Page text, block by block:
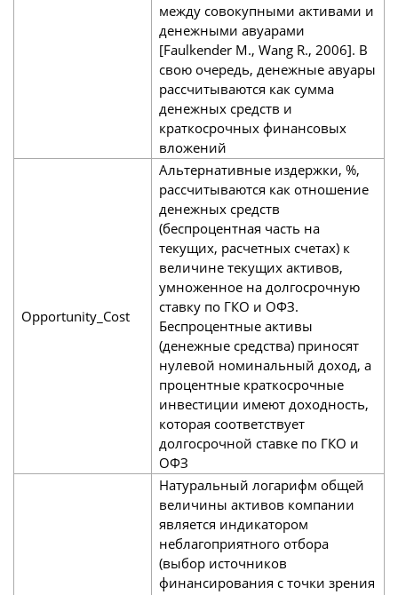
между совокупными активами и
денежными авуарами
[Faulkender M., Wang R., 2006]. В
свою очередь, денежные авуары
рассчитываются как сумма
денежных средств и
краткосрочных финансовых
вложений
Opportunity_Cost
Альтернативные издержки, %,
рассчитываются как отношение
денежных средств
(беспроцентная часть на
текущих, расчетных счетах) к
величине текущих активов,
умноженное на долгосрочную
ставку по ГКО и ОФЗ.
Беспроцентные активы
(денежные средства) приносят
нулевой номинальный доход, а
процентные краткосрочные
инвестиции имеют доходность,
которая соответствует
долгосрочной ставке по ГКО и
ОФЗ
Натуральный логарифм общей
величины активов компании
является индикатором
неблагоприятного отбора
(выбор источников
финансирования с точки зрения